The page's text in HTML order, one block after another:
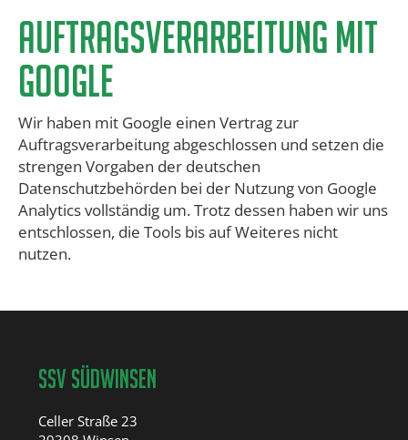
​Auftragsverarbeitung mit
Google
Wir haben mit Google einen Vertrag zur
Auftragsverarbeitung abgeschlossen und setzen die
strengen Vorgaben der deutschen
Datenschutzbehörden bei der Nutzung von Google
Analytics vollständig um. Trotz dessen haben wir uns
entschlossen, die Tools bis auf Weiteres nicht
nutzen.
SSV SÜdwinsen
Celler Straße 23